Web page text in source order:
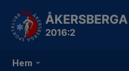
Hem
2016:2